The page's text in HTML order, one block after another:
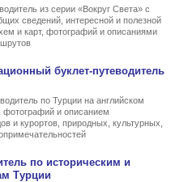
из серии «Вокруг Света» с
сведений, интересной и полезной
и карт, фотографий и описаниями
буклет-путеводитель
по Турции на английском
и описанием
и курортов, природных, культурных,
по историческим и
Турции